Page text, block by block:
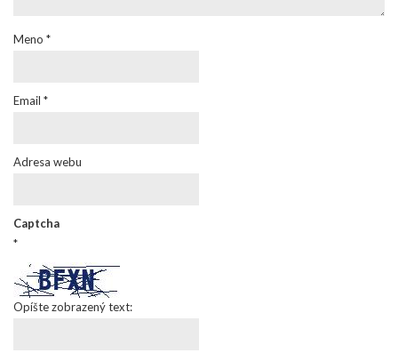
Meno *
Email *
Adresa webu
Captcha
*
Opíšte zobrazený text: